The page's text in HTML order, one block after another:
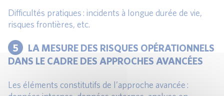
Difficultés pratiques : incidents à longue durée de vie,
risques frontières, etc.
5
LA MESURE DES RISQUES OPÉRATIONNELS
DANS LE CADRE DES APPROCHES AVANCÉES
Les éléments constitutifs de l’approche avancée :